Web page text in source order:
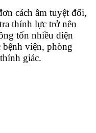
cách âm tuyệt đối,
thính lực trở nên
tốn nhiều diện
viện, phòng
giác.